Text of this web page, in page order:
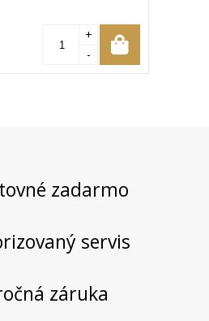
-
+
zadarmo
servis
záruka